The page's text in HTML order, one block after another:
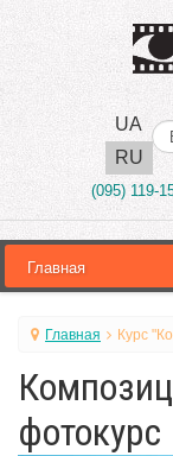
UA
RU
(095) 119-
Главная Курс
фотокурс